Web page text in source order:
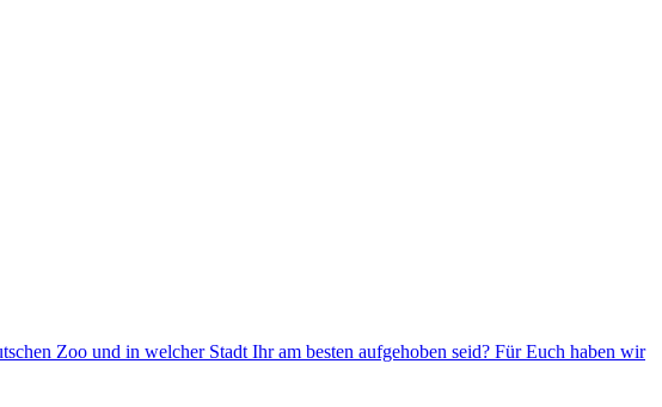
Zoo und in welcher Stadt Ihr am besten aufgehoben seid? Für Euch haben wir